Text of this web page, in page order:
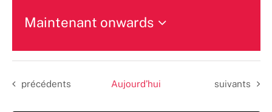
Maintenant onwards
une
date.
Évènements
précédents Aujourd’hui Évènements
suivants